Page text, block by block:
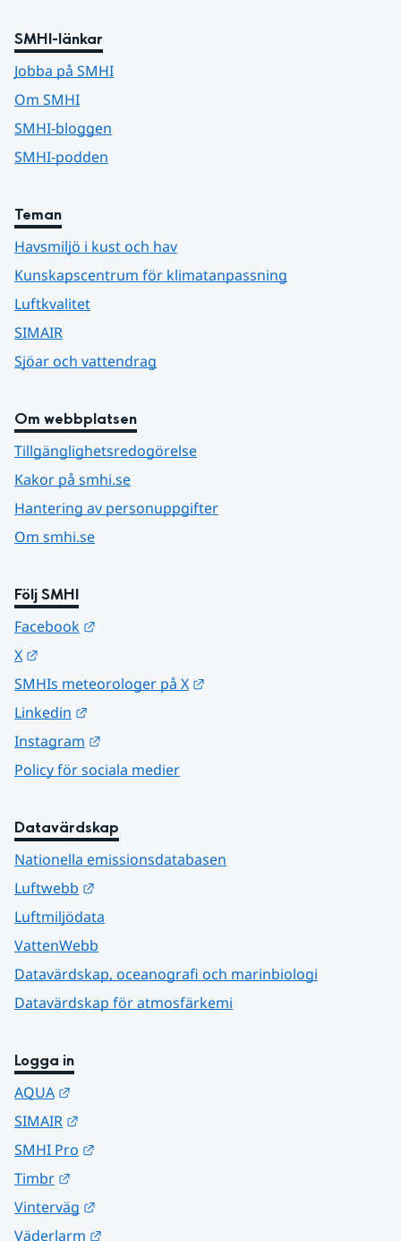
SMHI-länkar
Jobba på SMHI
Om SMHI
SMHI-bloggen
SMHI-podden
Teman
Havsmiljö i kust och hav
Kunskapscentrum för klimatanpassning
Luftkvalitet
SIMAIR
Sjöar och vattendrag
Om webbplatsen
Tillgänglighetsredogörelse
Kakor på smhi.se
Hantering av personuppgifter
Om smhi.se
Följ SMHI
Facebook
X
SMHIs meteorologer på X
Linkedin
Instagram
Policy för sociala medier
Datavärdskap
Nationella emissionsdatabasen
Luftwebb
Luftmiljödata
VattenWebb
Datavärdskap, oceanografi och marinbiologi
Datavärdskap för atmosfärkemi
Logga in
AQUA
SIMAIR
SMHI Pro
Timbr
Vinterväg
Väderlarm